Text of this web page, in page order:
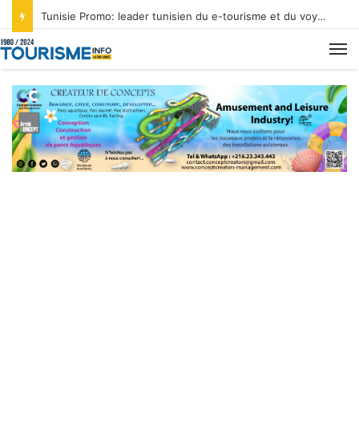
Tunisie Promo: leader tunisien du e-tourisme et du voyage sur mesure